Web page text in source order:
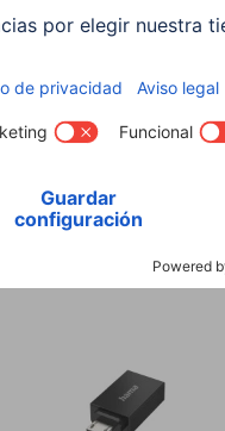
Mostrar todo
Micro-USB-Plug